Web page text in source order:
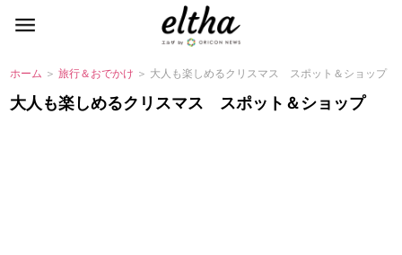
ホーム ＞旅行＆おでかけ ＞ 大人も楽しめるクリスマス スポット＆ショップ
大人も楽しめるクリスマス スポット＆ショップ